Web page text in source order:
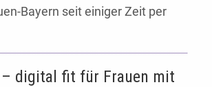
Bayern seit einiger Zeit per
– digital fit für Frauen mit